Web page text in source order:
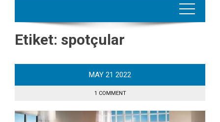
Etiket: spotçular
MAY 21 2022
1 COMMENT